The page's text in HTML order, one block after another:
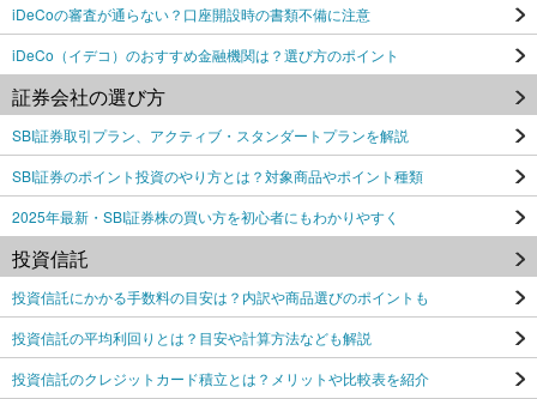
iDeCoの審査が通らない？口座開設時の書類不備に注意
iDeCo（イデコ）のおすすめ金融機関は？選び方のポイント
証券会社の選び方
SBI証券取引プラン、アクティブ・スタンダートプランを解説
SBI証券のポイント投資のやり方とは？対象商品やポイント種類
2025年最新・SBI証券株の買い方を初心者にもわかりやすく
投資信託
投資信託にかかる手数料の目安は？内訳や商品選びのポイントも
投資信託の平均利回りとは？目安や計算方法なども解説
投資信託のクレジットカード積立とは？メリットや比較表を紹介